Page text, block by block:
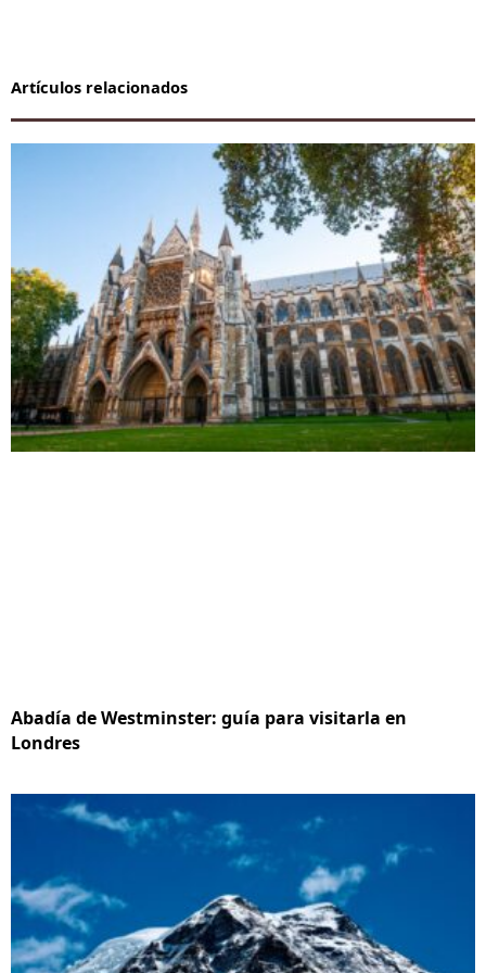
Artículos relacionados
Abadía de Westminster: guía para visitarla en
Londres